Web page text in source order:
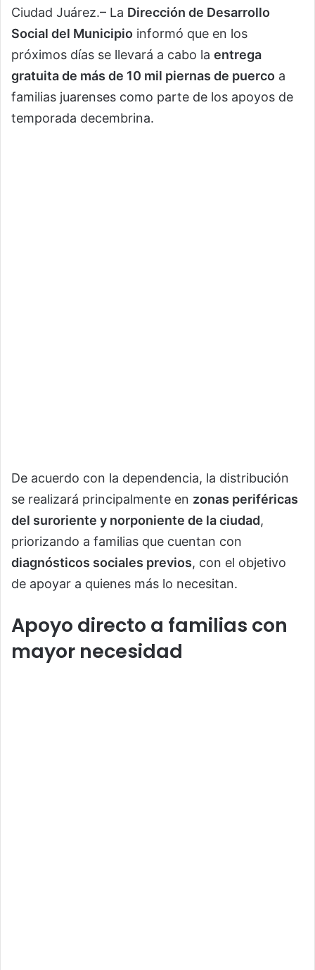
Ciudad Juárez.– La Dirección de Desarrollo
Social del Municipio informó que en los
próximos días se llevará a cabo la entrega
gratuita de más de 10 mil piernas de puerco a
familias juarenses como parte de los apoyos de
temporada decembrina.
De acuerdo con la dependencia, la distribución
se realizará principalmente en zonas periféricas
del suroriente y norponiente de la ciudad,
priorizando a familias que cuentan con
diagnósticos sociales previos, con el objetivo
de apoyar a quienes más lo necesitan.
Apoyo directo a familias con
mayor necesidad